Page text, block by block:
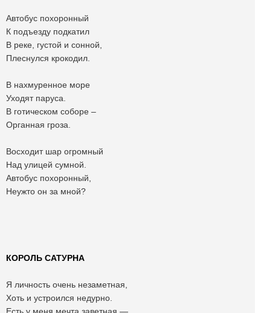
Автобус похоронный
К подъезду подкатил
В реке, густой и сонной,
Плеснулся крокодил.
В нахмуренное море
Уходят паруса.
В готическом соборе –
Органная гроза.
Восходит шар огромный
Над улицей сумной.
Автобус похоронный,
Неужто он за мной?
КОРОЛЬ САТУРНА
Я личность очень незаметная,
Хоть и устроился недурно.